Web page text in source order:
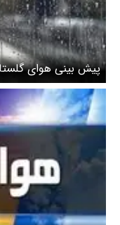
سه‌شنبه شدت می‌گیرد